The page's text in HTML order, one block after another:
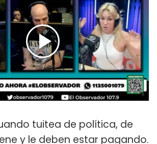
tuitea de política, de
y le deben estar pagando.